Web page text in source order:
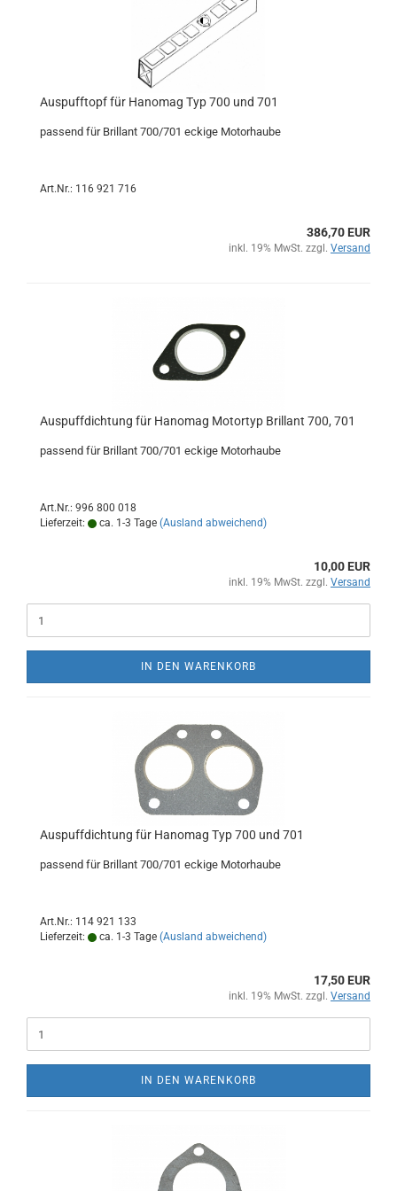
Auspufftopf für Hanomag Typ 700 und 701
passend für Brillant 700/701 eckige Motorhaube
Art.Nr.: 116 921 716
386,70 EUR
inkl. 19% MwSt. zzgl. Versand
Auspuffdichtung für Hanomag Motortyp Brillant 700, 701
passend für Brillant 700/701 eckige Motorhaube
Art.Nr.: 996 800 018
Lieferzeit:
ca. 1-3 Tage (Ausland abweichend)
10,00 EUR
inkl. 19% MwSt. zzgl. Versand
IN DEN WARENKORB
Auspuffdichtung für Hanomag Typ 700 und 701
passend für Brillant 700/701 eckige Motorhaube
Art.Nr.: 114 921 133
Lieferzeit:
ca. 1-3 Tage (Ausland abweichend)
17,50 EUR
inkl. 19% MwSt. zzgl. Versand
IN DEN WARENKORB